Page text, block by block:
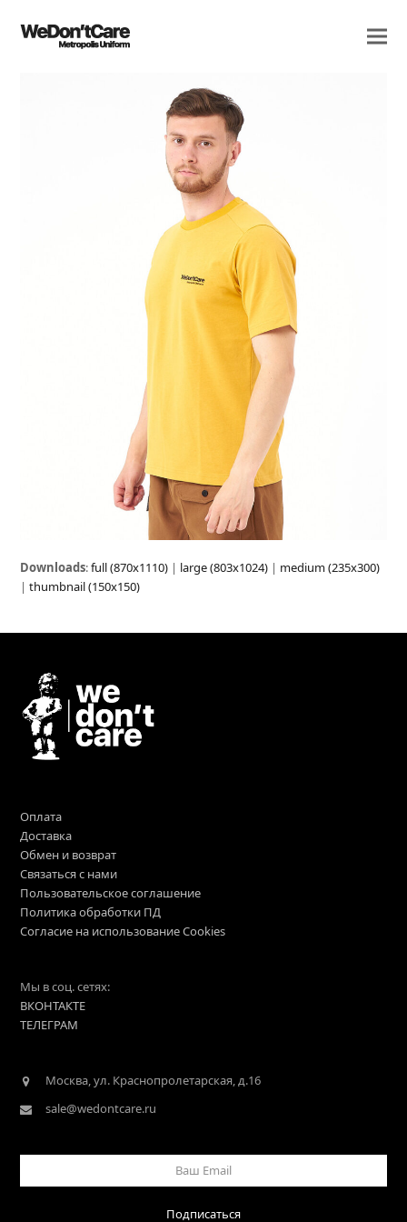
Downloads:full (870x1110) | large (803x1024) | medium (235x300)
|thumbnail (150x150)
Оплата
Доставка
Обмен и возврат
Связаться с нами
Пользовательское соглашение
Политика обработки ПД
Согласие на использование Cookies
Мы в соц. сетях:
ВКОНТАКТЕ
ТЕЛЕГРАМ
Москва, ул. Краснопролетарская, д.16
sale@wedontcare.ru
Email
Подписаться